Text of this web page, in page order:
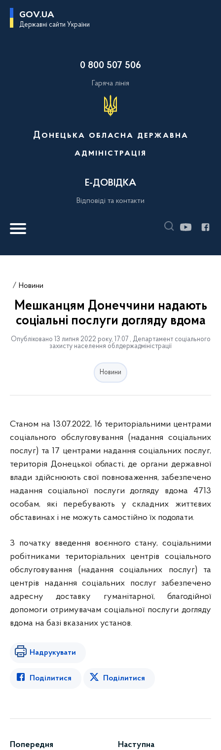
GOV.UA
Державні сайти України
0 800 507 506
Гаряча лінія
Донецька обласна державна
адміністрація
Е-ДОВІДКА
Відповіді та контакти
Новини
Мешканцям Донеччини надають
соціальні послуги догляду вдома
Опубліковано 13 липня 2022 року, 17:07 , Департамент соціального
захисту населення облдержадміністрації
Новини
Станом на 13.07.2022, 16 територіальними центрами
соціального обслуговування (надання соціальних
послуг) та 17 центрами надання соціальних послуг,
територія Донецької області, де органи державної
влади здійснюють свої повноваження, забезпечено
надання соціальної послуги догляду вдома 4713
особам, які перебувають у складних життєвих
обставинах і не можуть самостійно їх подолати.
З початку введення воєнного стану, соціальними
робітниками територіальних центрів соціального
обслуговування (надання соціальних послуг) та
центрів надання соціальних послуг забезпечено
адресну доставку гуманітарної, благодійної
допомоги отримувачам соціальної послуги догляду
вдома на базі вказаних установ.
Надрукувати
Поділитися Поділитися
Попередня Наступна